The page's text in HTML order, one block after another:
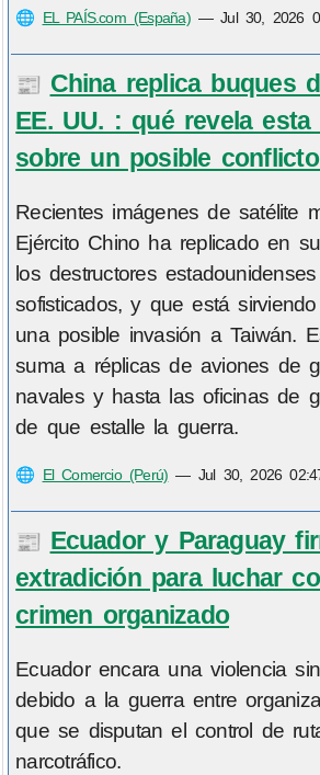
🌐 EL PAÍS.com (España)—Jul 30, 2026
📰 China replica buques
EE. UU. : qué revela esta
sobre un posible
Recientes imágenes de satélite
Ejército Chino ha replicado en
los destructores
sofisticados, y que está
una posible invasión a Taiwán.
suma a réplicas de aviones de
navales y hasta las oficinas de
de que estalle la guerra.
🌐 El Comercio (Perú) — Jul 30, 2026
📰 Ecuador y Paraguay
extradición para luchar
crimen organizado
Ecuador encara una violencia
debido a la guerra entre
que se disputan el control de
narcotráfico.